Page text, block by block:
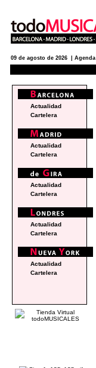
09 de agosto de 2026 | Agenda
Actualidad
Cartelera
Actualidad
Cartelera
Actualidad
Cartelera
Actualidad
Cartelera
Actualidad
Cartelera